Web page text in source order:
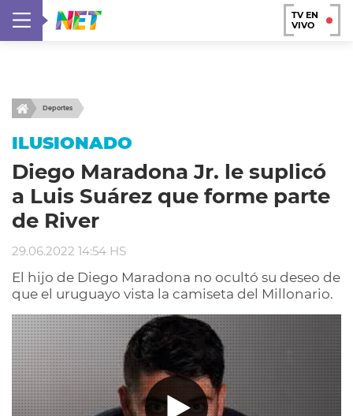
TV EN
VIVO
Deportes
ILUSIONADO
Diego Maradona Jr. le suplicó
a Luis Suárez que forme parte
de River
29.06.2022 14:54 HS
El hijo de Diego Maradona no ocultó su deseo de
que el uruguayo vista la camiseta del Millonario.